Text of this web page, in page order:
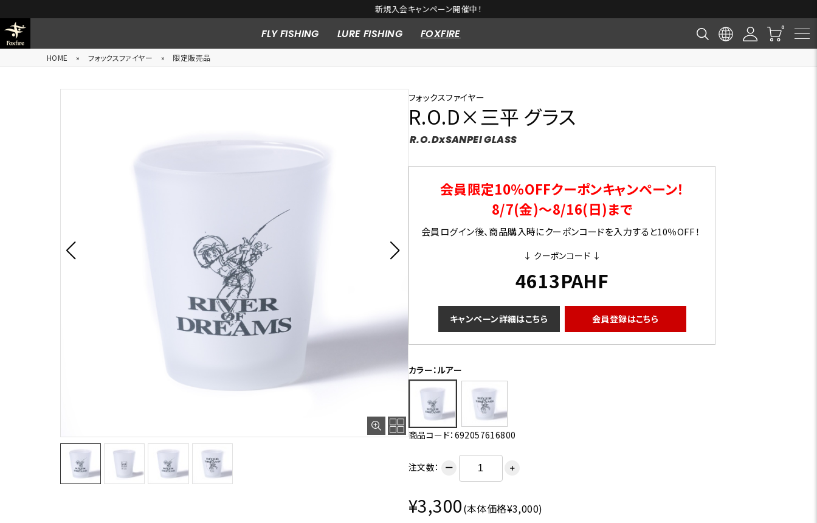
新規入会キャンペーン開催中！
FLY FISHING LURE FISHING FOXFIRE
HOME » フォックスファイヤー » 限定販売品
フォックスファイヤー
R.O.D×三平 グラス
R.O.DxSANPEI GLASS
会員限定10％OFFクーポンキャンペーン！
8/7(金)～8/16(日)まで
会員ログイン後、商品購入時にクーポンコードを入力すると10％OFF！
↓ クーポンコード ↓
4613PAHF
キャンペーン詳細はこちら 会員登録はこちら
カラー：ルアー
商品コード：692057616800
注文数： ー ＋
¥3,300(本体価格¥3,000)